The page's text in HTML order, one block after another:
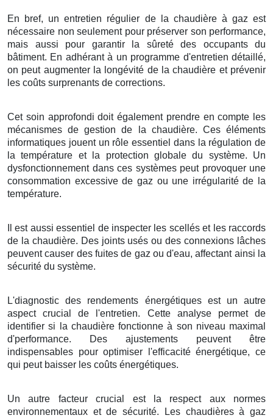
En bref, un entretien régulier de la chaudière à gaz est
nécessaire non seulement pour préserver son performance,
mais aussi pour garantir la sûreté des occupants du
bâtiment. En adhérant à un programme d'entretien détaillé,
on peut augmenter la longévité de la chaudière et prévenir
les coûts surprenants de corrections.
Cet soin approfondi doit également prendre en compte les
mécanismes de gestion de la chaudière. Ces éléments
informatiques jouent un rôle essentiel dans la régulation de
la température et la protection globale du système. Un
dysfonctionnement dans ces systèmes peut provoquer une
consommation excessive de gaz ou une irrégularité de la
température.
Il est aussi essentiel de inspecter les scellés et les raccords
de la chaudière. Des joints usés ou des connexions lâches
peuvent causer des fuites de gaz ou d'eau, affectant ainsi la
sécurité du système.
L'diagnostic des rendements énergétiques est un autre
aspect crucial de l'entretien. Cette analyse permet de
identifier si la chaudière fonctionne à son niveau maximal
d'performance. Des ajustements peuvent être
indispensables pour optimiser l'efficacité énergétique, ce
qui peut baisser les coûts énergétiques.
Un autre facteur crucial est la respect aux normes
environnementaux et de sécurité. Les chaudières à gaz